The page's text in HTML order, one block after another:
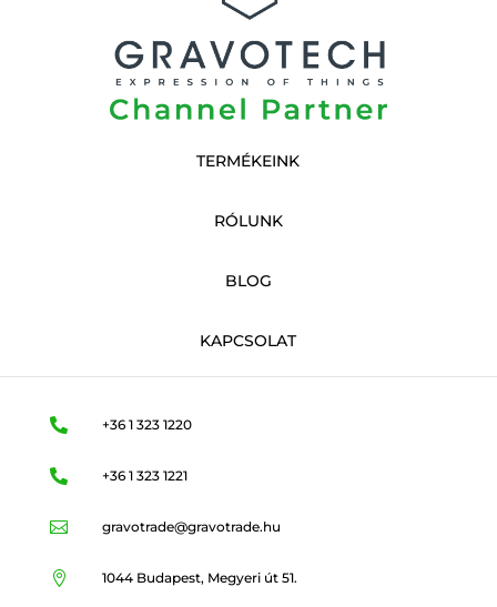
TERMÉKEINK
RÓLUNK
BLOG
KAPCSOLAT
 +36 1 323 1220
 +36 1 323 1221
 gravotrade@gravotrade.hu
 1044 Budapest, Megyeri út 51.